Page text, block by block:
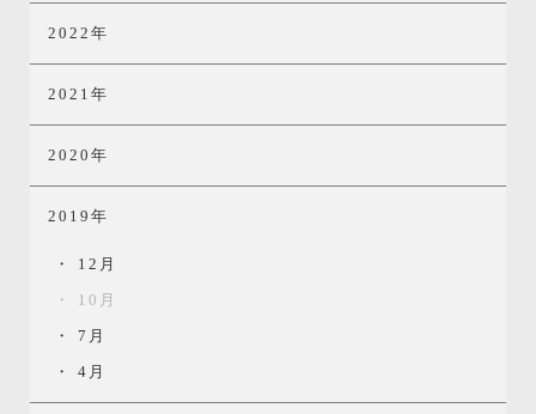
2022年
2021年
2020年
2019年
12月
10月
7月
4月